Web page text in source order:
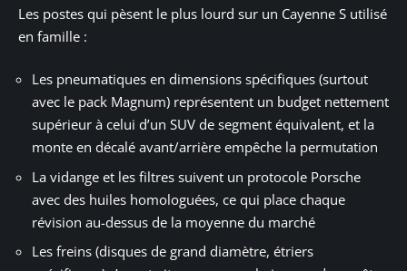
Les postes qui pèsent le plus lourd sur un Cayenne S utilisé
en famille :
Les pneumatiques en dimensions spécifiques (surtout
avec le pack Magnum) représentent un budget nettement
supérieur à celui d’un SUV de segment équivalent, et la
monte en décalé avant/arrière empêche la permutation
La vidange et les filtres suivent un protocole Porsche
avec des huiles homologuées, ce qui place chaque
révision au-dessus de la moyenne du marché
Les freins (disques de grand diamètre, étriers